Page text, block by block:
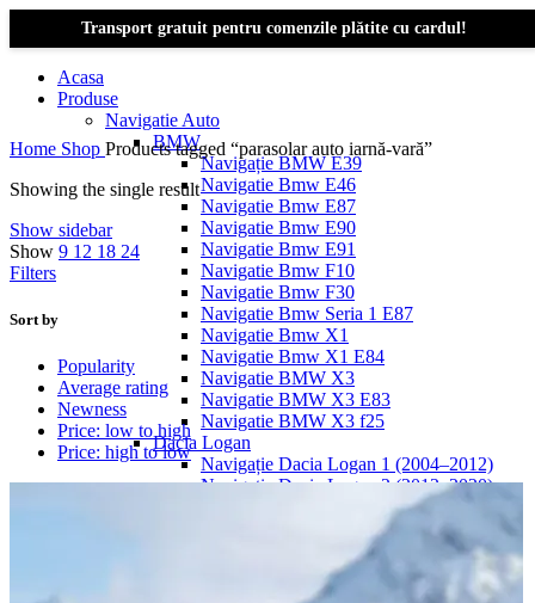
Transport gratuit pentru comenzile plătite cu cardul!
Acasa
Produse
Navigatie Auto
BMW
Navigație BMW E39
Navigatie Bmw E46
Navigatie Bmw E87
Navigatie Bmw E90
Navigatie Bmw E91
Navigatie Bmw F10
Navigatie Bmw F30
Navigatie Bmw Seria 1 E87
Navigatie Bmw X1
Navigatie Bmw X1 E84
Navigatie BMW X3
Navigatie BMW X3 E83
Navigatie BMW X3 f25
Dacia Logan
Navigație Dacia Logan 1 (2004–2012)
Navigație Dacia Logan 2 (2012–2020)
Navigație Dacia Logan 3 (2020–Prezent)
Navigatie Duster 2011
Navigatie Duster 2019
Home Shop Products tagged “parasolar auto iarnă-vară”
Showing the single result
Show sidebar
Show 9 12 18 24
Filters
Sort by
Popularity
Average rating
Newness
Price: low to high
Price: high to low